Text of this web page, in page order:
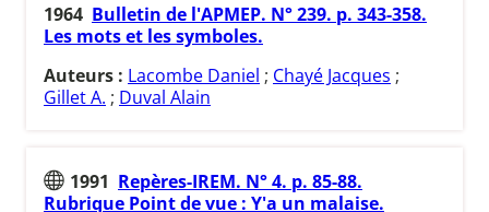
1964 Bulletin de l'APMEP. N° 239. p. 343-358.
Les mots et les symboles.
Auteurs : Lacombe Daniel ; Chayé Jacques ;
Gillet A. ; Duval Alain
1991 Repères-IREM. N° 4. p. 85-88.
Rubrique Point de vue : Y'a un malaise.